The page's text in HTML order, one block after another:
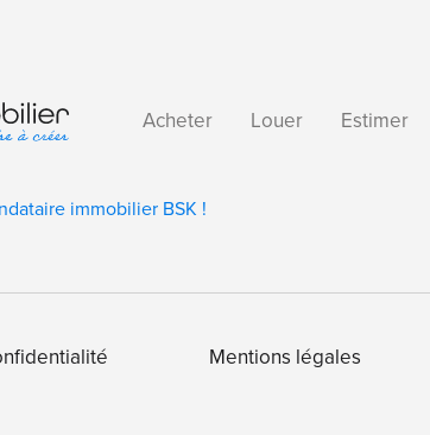
Acheter Louer Estimer
immobilier BSK !
Mentions légales